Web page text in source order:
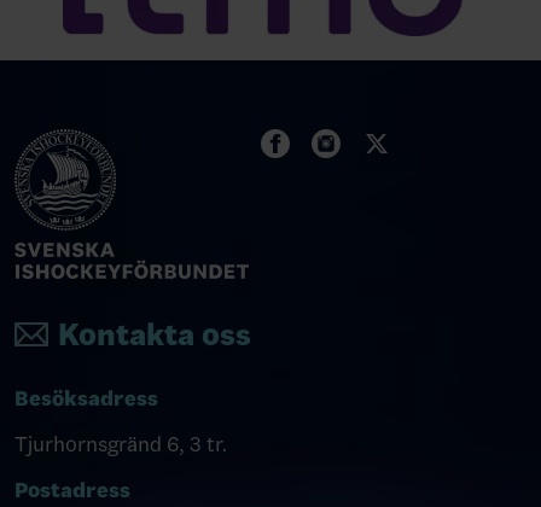
Kontakta oss
Besöksadress
Tjurhornsgränd 6, 3 tr.
Postadress